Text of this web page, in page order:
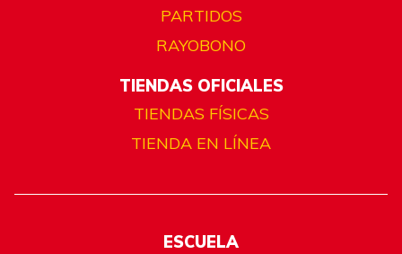
PARTIDOS
RAYOBONO
TIENDAS OFICIALES
TIENDAS FÍSICAS
TIENDA EN LÍNEA
ESCUELA